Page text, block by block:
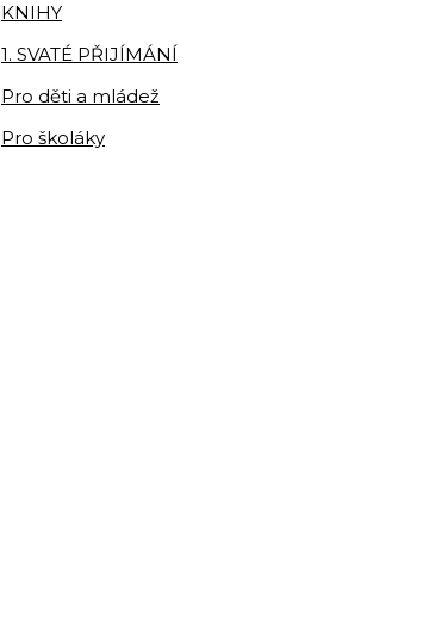
KNIHY
1. SVATÉ PŘIJÍMÁNÍ
Pro děti a mládež
Pro školáky